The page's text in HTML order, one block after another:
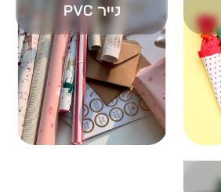
נייר PVC